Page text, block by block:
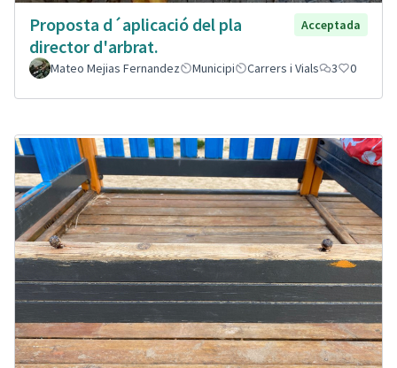
Proposta d´aplicació del pla
director d'arbrat.
Acceptada
Mateo Mejias Fernandez Municipi Carrers i Vials 3 0